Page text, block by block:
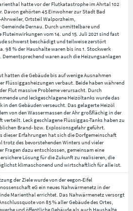
hatte vor der Flutkatastrophe im Ahrtal 102
Davon gehörten 45 Einwohner zur Stadt Bad
Ahrweiler, Ortsteil Walporzheim,
Gemeinde Dernau. Durch unmittelbare und
vom 14. und 15. Juli 2021 sind fast
schwerst beschädigt und teilweise zerstört
98 % der Haushalte waren bis ins 1. Stockwerk
waren auch die Heizungsanlagen
hatten die Gebäude bis auf wenige Ausnahmen
Flüssiggasheizungen verbaut. Beide haben während
Flut massive Probleme verursacht. Durch
und leckgeschlagene Heizöltanks wurde das
in den Gebäuden verseucht. Das gelagerte Heizöl
von den Wassermassen der Ahr großflächig in der
verteilt. Leck geschlagene Flüssiggas-Tanks haben zu
Brand- bzw. Explosionsgefahr geführt.
dieser Erfahrungen hat sich die Dorfgemeinschaft
trotz des bevorstehenden Winters und vieler
Fragen dazu entschlossen, gemeinsam eine
Lösung für die Zukunft zu realisieren, die
klimaschonend und wirtschaftlich für alle ist.
der Ziele wurde von der eegon-Eifel
eG ein neues Nahwärmenetz in der
Marienthal errichtet. Das Nahwärmenetz versorgt
von 85 % aller Gebäude des Ortes,